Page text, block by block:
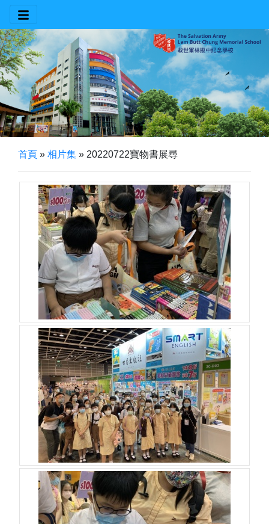
首頁 » 相片集 » 20220722寶物書展尋